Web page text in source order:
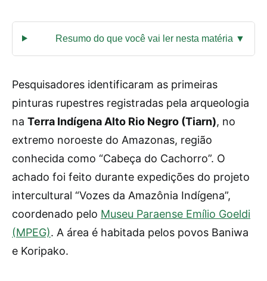
Pesquisadores identificaram as primeiras
pinturas rupestres registradas pela arqueologia
na Terra Indígena Alto Rio Negro (Tiarn), no
extremo noroeste do Amazonas, região
conhecida como “Cabeça do Cachorro”. O
achado foi feito durante expedições do projeto
intercultural “Vozes da Amazônia Indígena”,
coordenado pelo Museu Paraense Emílio Goeldi
(MPEG). A área é habitada pelos povos Baniwa
e Koripako.